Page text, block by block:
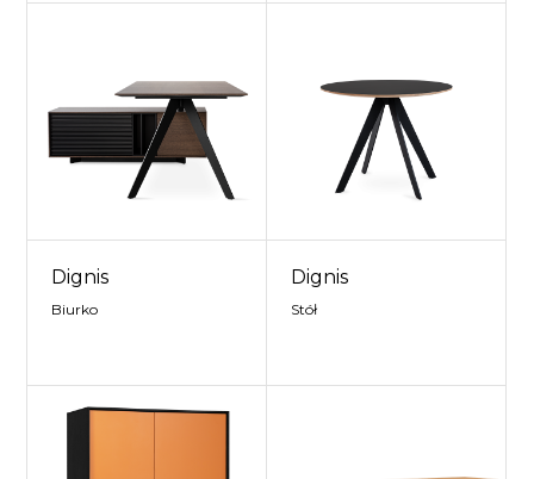
Dignis
Biurko
Dignis
Stół